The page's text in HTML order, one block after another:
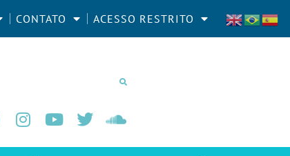
CONTATO ACESSO RESTRITO